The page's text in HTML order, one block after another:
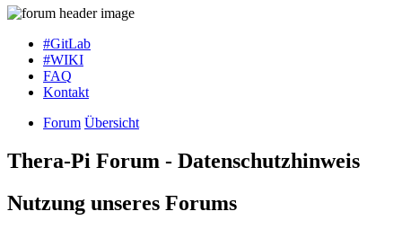
#GitLab
#WIKI
FAQ
Kontakt
Forum Übersicht
Thera-Pi Forum - Datenschutzhinweis
Nutzung unseres Forums